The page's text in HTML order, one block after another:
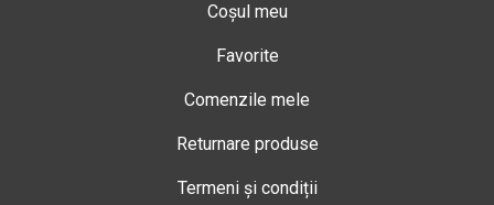
Coșul meu
Favorite
Comenzile mele
Returnare produse
Termeni și condiții